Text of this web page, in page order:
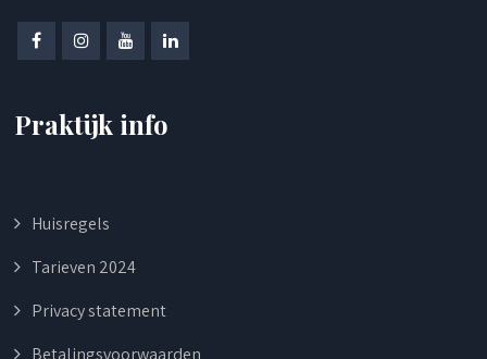
Praktijk info
Huisregels
Tarieven 2024
Privacy statement
Betalingsvoorwaarden